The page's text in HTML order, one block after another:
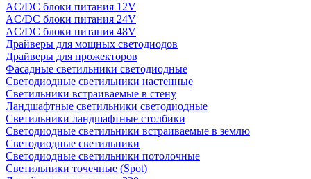
AC/DC блоки питания 12V
AC/DC блоки питания 24V
AC/DC блоки питания 48V
Драйверы для мощных светодиодов
Драйверы для прожекторов
Фасадные светильники светодиодные
Светодиодные светильники настенные
Светильники встраиваемые в стену
Ландшафтные светильники светодиодные
Светильники ландшафтные столбики
Светодиодные светильники встраиваемые в землю
Светодиодные светильники
Светодиодные светильники потолочные
Светильники точечные (Spot)